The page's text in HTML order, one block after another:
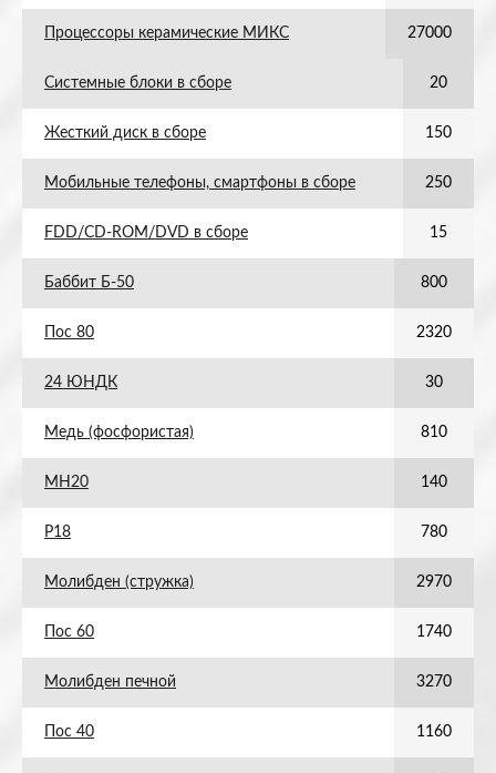
Процессоры керамические МИКС 27000
Системные блоки в сборе 20
Жесткий диск в сборе 150
Мобильные телефоны, смартфоны в сборе 250
FDD/CD-ROM/DVD в сборе 15
Баббит Б-50 800
Пос 80 2320
24 ЮНДК 30
Медь (фосфористая) 810
МН20 140
Р18 780
Молибден (стружка) 2970
Пос 60 1740
Молибден печной 3270
Пос 40 1160